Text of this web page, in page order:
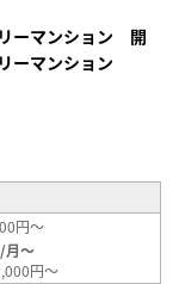
リーマンション 開
ーマンション
円～
月～
円～